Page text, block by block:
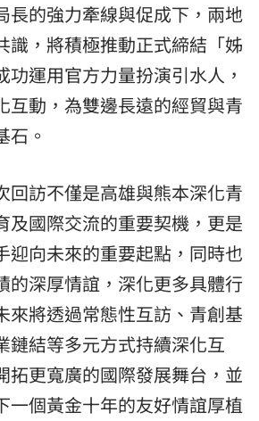
長的強力牽線與促成下，兩地
識，將積極推動正式締結「姊
功運用官方力量扮演引水人，
互動，為雙邊長遠的經貿與青
石。
回訪不僅是高雄與熊本深化青
及國際交流的重要契機，更是
迎向未來的重要起點，同時也
的深厚情誼，深化更多具體行
來將透過常態性互訪、青創基
鏈結等多元方式持續深化互
拓更寬廣的國際發展舞台，並
一個黃金十年的友好情誼厚植